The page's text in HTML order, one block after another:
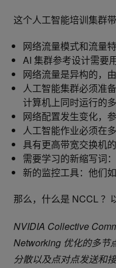
这个人工智能培训集群
网络流量模式和流量
AI 集群参考设计需要
网络流量是异构的，
人工智能集群必须准
计算机上同时运行的多
网络配置发生变化，
人工智能作业必须在
具有更高带宽交换机
需要学习的新缩写词
新的监控工具：他们
那么，什么是 NCCL ？
NVIDIA Collective
Networking 优化的多节
分散以及点对点发送和